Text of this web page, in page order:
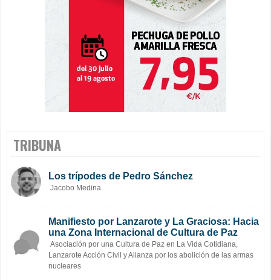
TRIBUNA
Los trípodes de Pedro Sánchez
Jacobo Medina
Manifiesto por Lanzarote y La Graciosa: Hacia
una Zona Internacional de Cultura de Paz
Asociación por una Cultura de Paz en La Vida Cotidiana,
Lanzarote Acción Civil y Alianza por los abolición de las armas
nucleares